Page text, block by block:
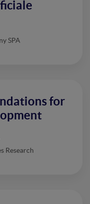
SPA
for
Research